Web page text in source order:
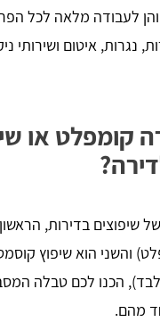
לעבודה מלאה לכל
נגרות, איטום ושירותי
קומפלט או
שיפוצים בדירות,
והשני הוא שיפוץ
הכנו לכם טבלה
מהם.